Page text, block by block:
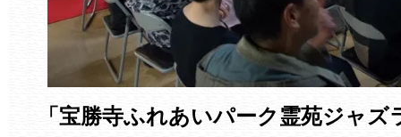
「宝勝寺ふれあいパーク霊苑ジャ